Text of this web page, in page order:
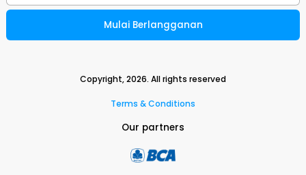
Mulai Berlangganan
Copyright,2026. All rights reserved
Terms & Conditions
Our partners